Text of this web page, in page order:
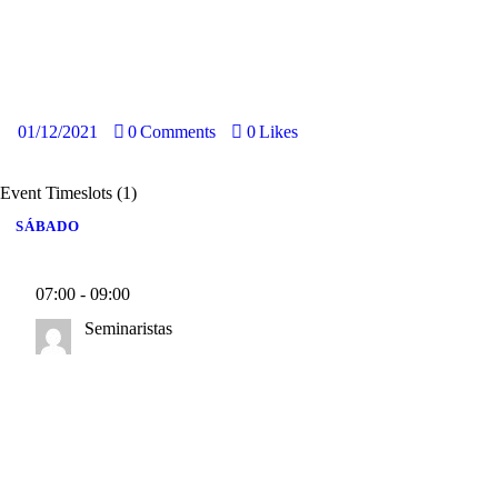
01/12/2021 0 Comments 0Likes
Event Timeslots (1)
SÁBADO
07:00 - 09:00
Seminaristas